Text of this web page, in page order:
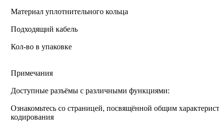
Материал уплотнительного кольца
Подходящий кабель
Кол-во в упаковке
Примечания
Доступные разъёмы с различными функциями:
Ознакомьтесь со страницей, посвящённой общим
кодирования